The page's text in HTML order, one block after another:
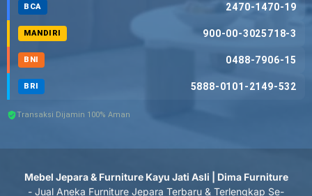
BCA 2470-1470-19
MANDIRI 900-00-3025718-3
BNI 0488-7906-15
BRI 5888-0101-2149-532
Transaksi Dijamin 100% Aman
Mebel Jepara & Furniture Kayu Jati Asli | Dima Furniture
- Jual Aneka Furniture Jepara Terbaru & Terlengkap Se-